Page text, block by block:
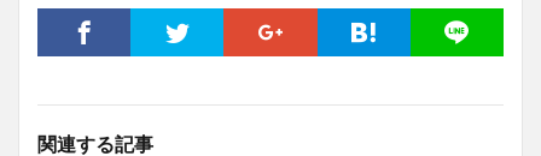
関連する記事